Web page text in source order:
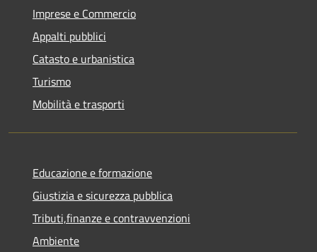
Imprese e Commercio
Appalti pubblici
Catasto e urbanistica
Turismo
Mobilità e trasporti
Educazione e formazione
Giustizia e sicurezza pubblica
Tributi,finanze e contravvenzioni
Ambiente